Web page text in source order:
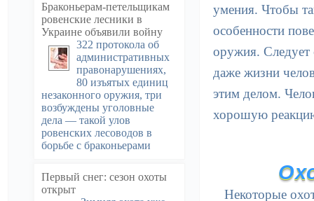
Браконьерам-петельщикам
ровенские лесники в
Украине объявили войну
322 протокола об
административных
правонарушениях,
80 изъятых единиц
незаконного оружия, три
возбуждены уголовные
дела — такой улов
ровенских лесоводов в
борьбе с браконьерами
Первый снег: сезон охоты
открыт
умения. Чтобы
особенности
оружия. Следует
даже жизни
этим делом.
хорошую
Некоторые